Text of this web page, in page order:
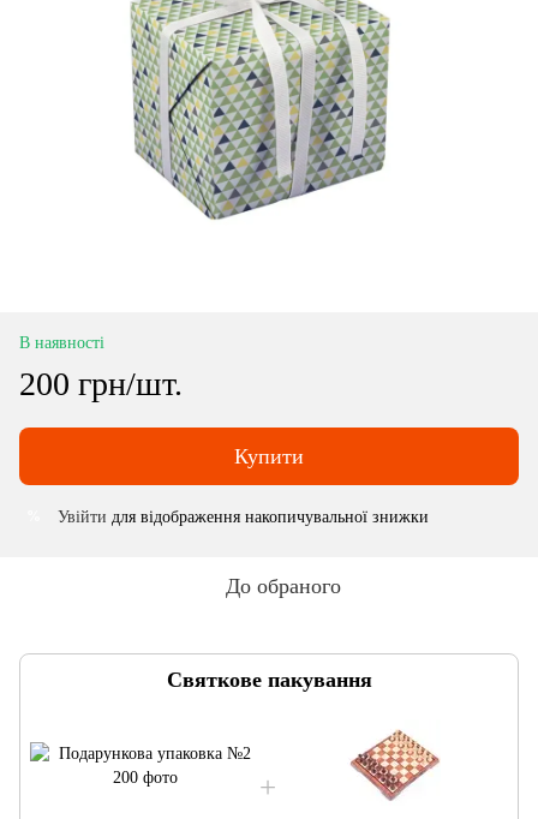
В наявності
200 грн/шт.
Купити
Увійти для відображення накопичувальної знижки
До обраного
Святкове пакування